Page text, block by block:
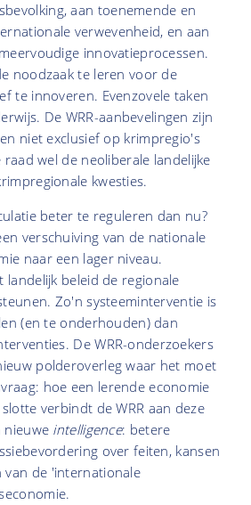
aan toenemende en
verwevenheid, en aan
innovatieprocessen.
noodzaak te leren voor de
te innoveren. Evenzovele taken
De WRR-aanbevelingen zijn
niet exclusief op krimpregio's
wel de neoliberale landelijke
kwesties.
beter te reguleren dan nu?
verschuiving van de nationale
naar een lager niveau.
landelijk beleid de regionale
Zo'n systeeminterventie is
(en te onderhouden) dan
De WRR-onderzoekers
polderoverleg waar het moet
hoe een lerende economie
verbindt de WRR aan deze
nieuwe intelligence: betere
over feiten, kansen
van de 'internationale